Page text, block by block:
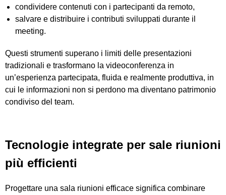
condividere contenuti con i partecipanti da remoto,
salvare e distribuire i contributi sviluppati durante il
meeting.
Questi strumenti superano i limiti delle presentazioni
tradizionali e trasformano la videoconferenza in
un’esperienza partecipata, fluida e realmente produttiva, in
cui le informazioni non si perdono ma diventano patrimonio
condiviso del team.
Tecnologie integrate per sale riunioni
più efficienti
Progettare una sala riunioni efficace significa combinare